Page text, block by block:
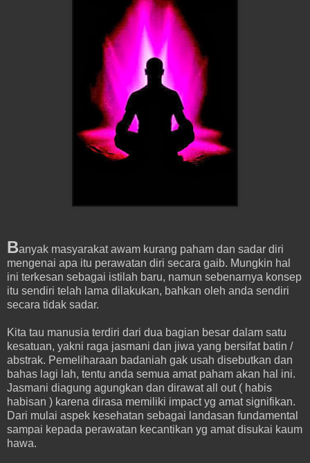
Banyak masyarakat awam kurang paham dan sadar diri
mengenai apa itu perawatan diri secara gaib. Mungkin hal
ini terkesan sebagai istilah baru, namun sebenarnya konsep
itu sendiri telah lama dilakukan, bahkan oleh anda sendiri
secara tidak sadar.
Kita tau manusia terdiri dari dua bagian besar dalam satu
kesatuan, yakni raga jasmani dan jiwa yang bersifat batin /
abstrak. Pemeliharaan badaniah gak usah disebutkan dan
bahas lagi lah, tentu anda semua amat paham akan hal ini.
Jasmani diagung agungkan dan dirawat all out ( habis
habisan ) karena dirasa memiliki impact yg amat signifikan.
Dari mulai aspek kesehatan sebagai landasan fundamental
sampai kepada perawatan kecantikan yg amat disukai kaum
hawa.